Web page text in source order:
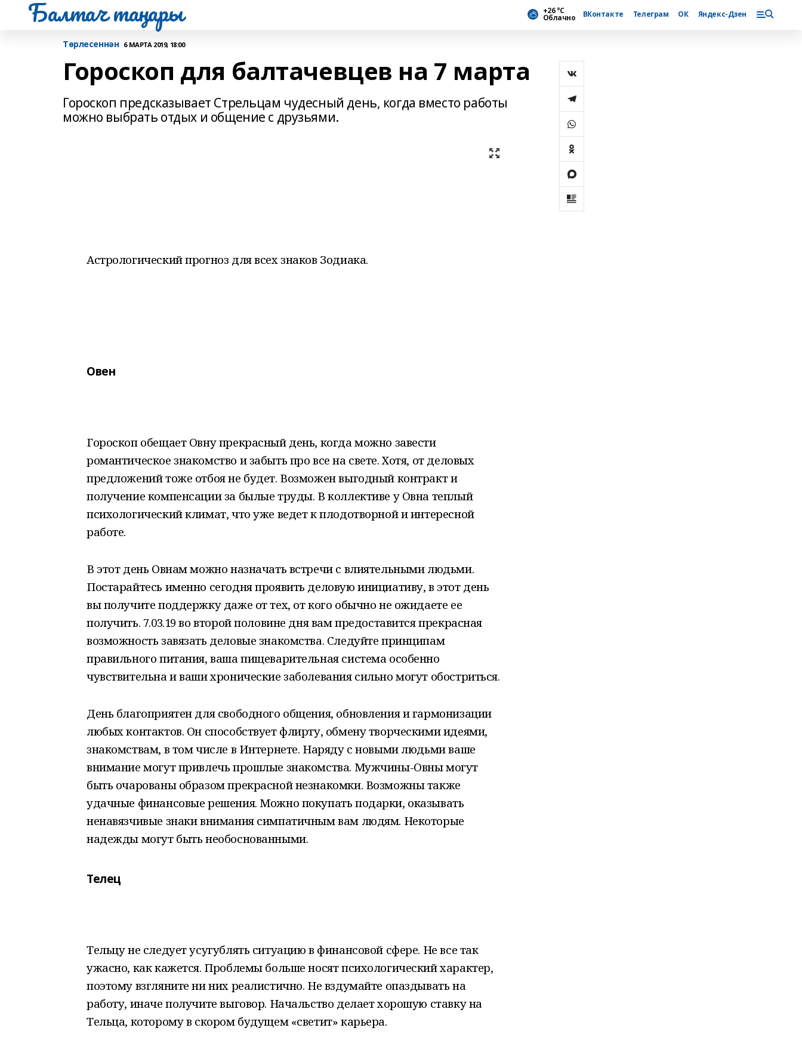
Балтач таңнары +26 °С
Облачно ВКонтакте Телеграм ОК Яндекс-Дзен
Tөрлесеннән 6 МАРТА 2019, 18:00
Гороскоп для балтачевцев на 7 марта
Гороскоп предсказывает Стрельцам чудесный день, когда вместо работы
можно выбрать отдых и общение с друзьями.
Астрологический прогноз для всех знаков Зодиака.
Овен
Гороскоп обещает Овну прекрасный день, когда можно завести
романтическое знакомство и забыть про все на свете. Хотя, от деловых
предложений тоже отбоя не будет. Возможен выгодный контракт и
получение компенсации за былые труды. В коллективе у Овна теплый
психологический климат, что уже ведет к плодотворной и интересной
работе.
В этот день Овнам можно назначать встречи с влиятельными людьми.
Постарайтесь именно сегодня проявить деловую инициативу, в этот день
вы получите поддержку даже от тех, от кого обычно не ожидаете ее
получить. 7.03.19 во второй половине дня вам предоставится прекрасная
возможность завязать деловые знакомства. Следуйте принципам
правильного питания, ваша пищеварительная система особенно
чувствительна и ваши хронические заболевания сильно могут обостриться.
День благоприятен для свободного общения, обновления и гармонизации
любых контактов. Он способствует флирту, обмену творческими идеями,
знакомствам, в том числе в Интернете. Наряду с новыми людьми ваше
внимание могут привлечь прошлые знакомства. Мужчины-Овны могут
быть очарованы образом прекрасной незнакомки. Возможны также
удачные финансовые решения. Можно покупать подарки, оказывать
ненавязчивые знаки внимания симпатичным вам людям. Некоторые
надежды могут быть необоснованными.
Телец
Тельцу не следует усугублять ситуацию в финансовой сфере. Не все так
ужасно, как кажется. Проблемы больше носят психологический характер,
поэтому взгляните ни них реалистично. Не вздумайте опаздывать на
работу, иначе получите выговор. Начальство делает хорошую ставку на
Тельца, которому в скором будущем «светит» карьера.